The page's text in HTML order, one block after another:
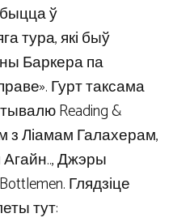
ў
тура, які быў
Баркера па
Гурт таксама
Reading &
з Ліамам Галахерам,
Джэры
Глядзіце
тут: